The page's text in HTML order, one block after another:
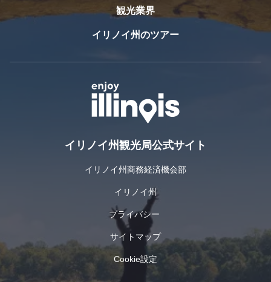
観光業界
イリノイ州のツアー
イリノイ州観光局公式サイト
イリノイ州商務経済機会部
イリノイ州
プライバシー
サイトマップ
Cookie設定